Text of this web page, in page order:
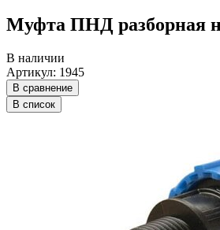
Муфта ПНД разборная
В наличии
Артикул: 1945
В сравнение
В список